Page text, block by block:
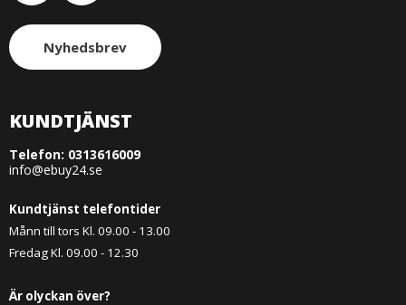
Nyhedsbrev
KUNDTJÄNST
Telefon: 0313616009
info@ebuy24.se
Kundtjänst telefontider
Månn till tors Kl. 09.00 - 13.00
Fredag Kl. 09.00 - 12.30
Är olyckan över?